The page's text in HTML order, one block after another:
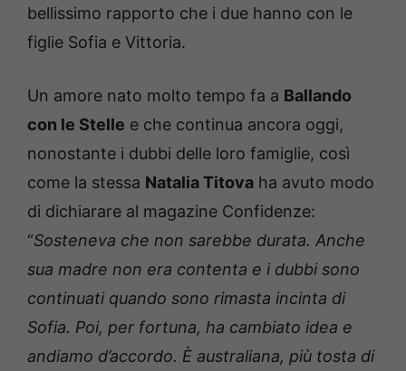
bellissimo rapporto che i due hanno con le
figlie Sofia e Vittoria.
Un amore nato molto tempo fa a Ballando
con le Stelle e che continua ancora oggi,
nonostante i dubbi delle loro famiglie, così
come la stessa Natalia Titova ha avuto modo
di dichiarare al magazine Confidenze:
“Sosteneva che non sarebbe durata. Anche
sua madre non era contenta e i dubbi sono
continuati quando sono rimasta incinta di
Sofia. Poi, per fortuna, ha cambiato idea e
andiamo d’accordo. È australiana, più tosta di